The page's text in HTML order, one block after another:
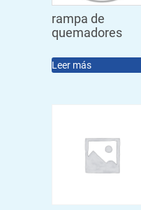
rampa de
quemadores
Leer más